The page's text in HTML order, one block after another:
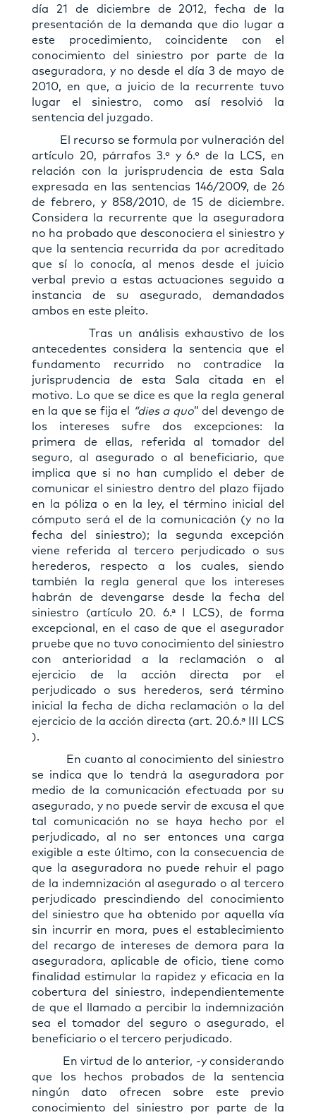
día 21 de diciembre de 2012, fecha de la
presentación de la demanda que dio lugar a
este procedimiento, coincidente con el
conocimiento del siniestro por parte de la
aseguradora, y no desde el día 3 de mayo de
2010, en que, a juicio de la recurrente tuvo
lugar el siniestro, como así resolvió la
sentencia del juzgado.
El recurso se formula por vulneración del
artículo 20, párrafos 3.º y 6.º de la LCS, en
relación con la jurisprudencia de esta Sala
expresada en las sentencias 146/2009, de 26
de febrero, y 858/2010, de 15 de diciembre.
Considera la recurrente que la aseguradora
no ha probado que desconociera el siniestro y
que la sentencia recurrida da por acreditado
que sí lo conocía, al menos desde el juicio
verbal previo a estas actuaciones seguido a
instancia de su asegurado, demandados
ambos en este pleito.
Tras un análisis exhaustivo de los
antecedentes considera la sentencia que el
fundamento recurrido no contradice la
jurisprudencia de esta Sala citada en el
motivo. Lo que se dice es que la regla general
en la que se fija el
“dies a quo” del devengo de
los intereses sufre dos excepciones: la
primera de ellas, referida al tomador del
seguro, al asegurado o al beneficiario, que
implica que si no han cumplido el deber de
comunicar el siniestro dentro del plazo fijado
en la póliza o en la ley, el término inicial del
cómputo será el de la comunicación (y no la
fecha del siniestro); la segunda excepción
viene referida al tercero perjudicado o sus
herederos, respecto a los cuales, siendo
también la regla general que los intereses
habrán de devengarse desde la fecha del
siniestro (artículo 20. 6.ª I LCS), de forma
excepcional, en el caso de que el asegurador
pruebe que no tuvo conocimiento del siniestro
con anterioridad a la reclamación o al
ejercicio de la acción directa por el
perjudicado o sus herederos, será término
inicial la fecha de dicha reclamación o la del
ejercicio de la acción directa (art. 20.6.ª III LCS
).
En cuanto al conocimiento del siniestro
se indica que lo tendrá la aseguradora por
medio de la comunicación efectuada por su
asegurado, y no puede servir de excusa el que
tal comunicación no se haya hecho por el
perjudicado, al no ser entonces una carga
exigible a este último, con la consecuencia de
que la aseguradora no puede rehuir el pago
de la indemnización al asegurado o al tercero
perjudicado prescindiendo del conocimiento
del siniestro que ha obtenido por aquella vía
sin incurrir en mora, pues el establecimiento
del recargo de intereses de demora para la
aseguradora, aplicable de oficio, tiene como
finalidad estimular la rapidez y eficacia en la
cobertura del siniestro, independientemente
de que el llamado a percibir la indemnización
sea el tomador del seguro o asegurado, el
beneficiario o el tercero perjudicado.
En virtud de lo anterior, -y considerando
que los hechos probados de la sentencia
ningún dato ofrecen sobre este previo
conocimiento del siniestro por parte de la